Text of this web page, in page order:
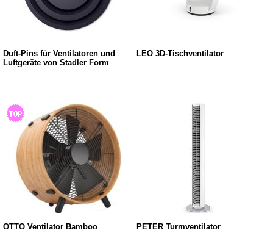
Duft-Pins für Ventilatoren und
Luftgeräte von Stadler Form
LEO 3D-Tischventilator
OTTO Ventilator Bamboo PETER Turmventilator